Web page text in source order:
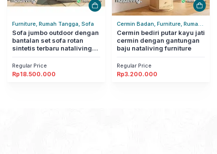
Furniture, Rumah Tangga, Sofa
Sofa jumbo outdoor dengan
bantalan set sofa rotan
sintetis terbaru nataliving
Regular Price
Rp18.500.000
Cermin Badan, Furniture, Rumah
Tangga
Cermin bediri putar kayu jati
cermin dengan gantungan
baju nataliving furniture
Regular Price
Rp3.200.000